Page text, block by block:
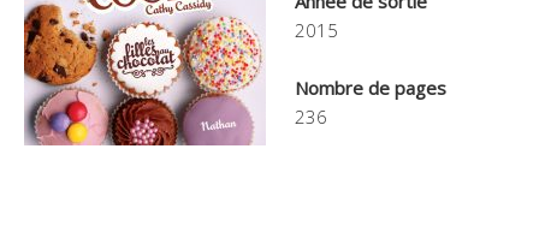
2015
Nombre de pages
236